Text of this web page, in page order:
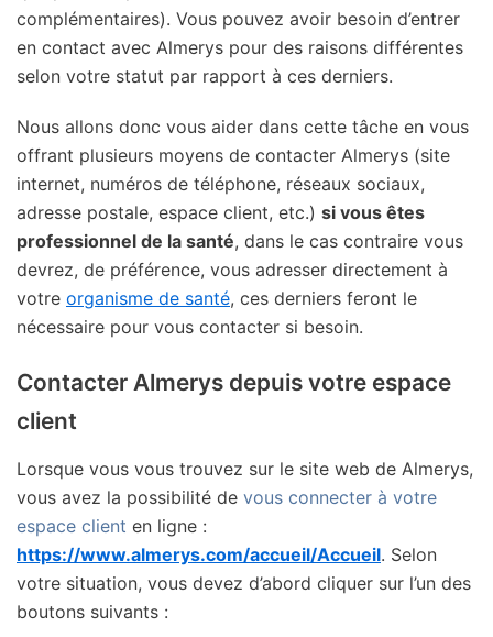
complémentaires). Vous pouvez avoir besoin d’entrer
en contact avec Almerys pour des raisons différentes
selon votre statut par rapport à ces derniers.
Nous allons donc vous aider dans cette tâche en vous
offrant plusieurs moyens de contacter Almerys (site
internet, numéros de téléphone, réseaux sociaux,
adresse postale, espace client, etc.) si vous êtes
professionnel de la santé, dans le cas contraire vous
devrez, de préférence, vous adresser directement à
votre organisme de santé, ces derniers feront le
nécessaire pour vous contacter si besoin.
Contacter Almerys depuis votre espace
client
Lorsque vous vous trouvez sur le site web de Almerys,
vous avez la possibilité de vous connecter à votre
espace client en ligne :
https://www.almerys.com/accueil/Accueil. Selon
votre situation, vous devez d’abord cliquer sur l’un des
boutons suivants :